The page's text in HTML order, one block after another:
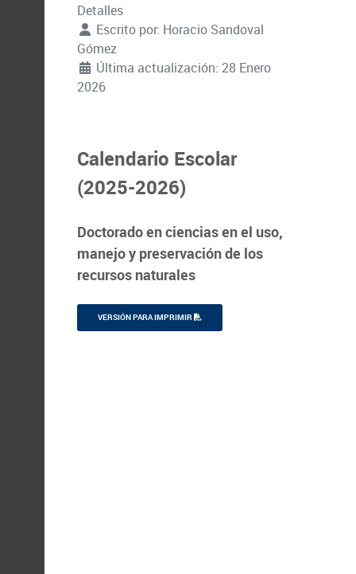
Detalles
Escrito por: Horacio Sandoval
Gómez
Última actualización: 28 Enero
2026
Calendario Escolar
(2025-2026)
Doctorado en ciencias en el uso,
manejo y preservación de los
recursos naturales
VERSIÓN PARA IMPRIMIR